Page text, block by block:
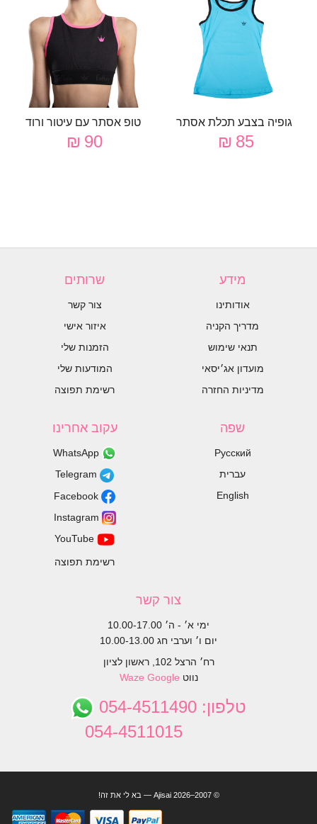
גופיה בצבע תכלת אסתר
85 ₪
טופ אסתר עם עיטור ורוד
90 ₪
מידע
אודותינו
מדריך הקניה
תנאי שימוש
מועדון אג׳יסאי
מדיניות החזרה
שרותים
צור קשר
איזור אישי
הזמנות שלי
המודעות שלי
רשימת תפוצה
שפה
Русский
עברית
English
עקוב אחרינו
רשימת תפוצה
צור קשר
ימי א׳ - ה׳ 10.00-17.00
יום ו׳ וערבי חג 10.00-13.00
רח׳ הרצל 102, ראשון לציון
נווט
Waze Google
טלפון: 054-4511490
054-4511015
© 2007–2026 Ajisai — בא לי את זה!